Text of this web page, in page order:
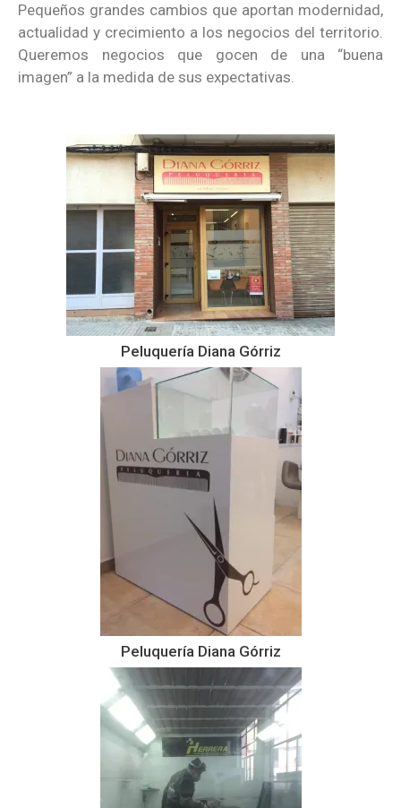
Pequeños grandes cambios que aportan modernidad,
actualidad y crecimiento a los negocios del territorio.
Queremos negocios que gocen de una “buena
imagen” a la medida de sus expectativas.
Peluquería Diana Górriz
Peluquería Diana Górriz